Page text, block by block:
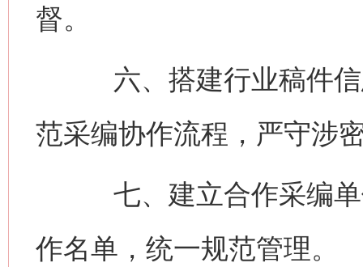
督。
六、搭建行业稿件信
范采编协作流程，严守涉
七、建立合作采编单
作名单，统一规范管理。